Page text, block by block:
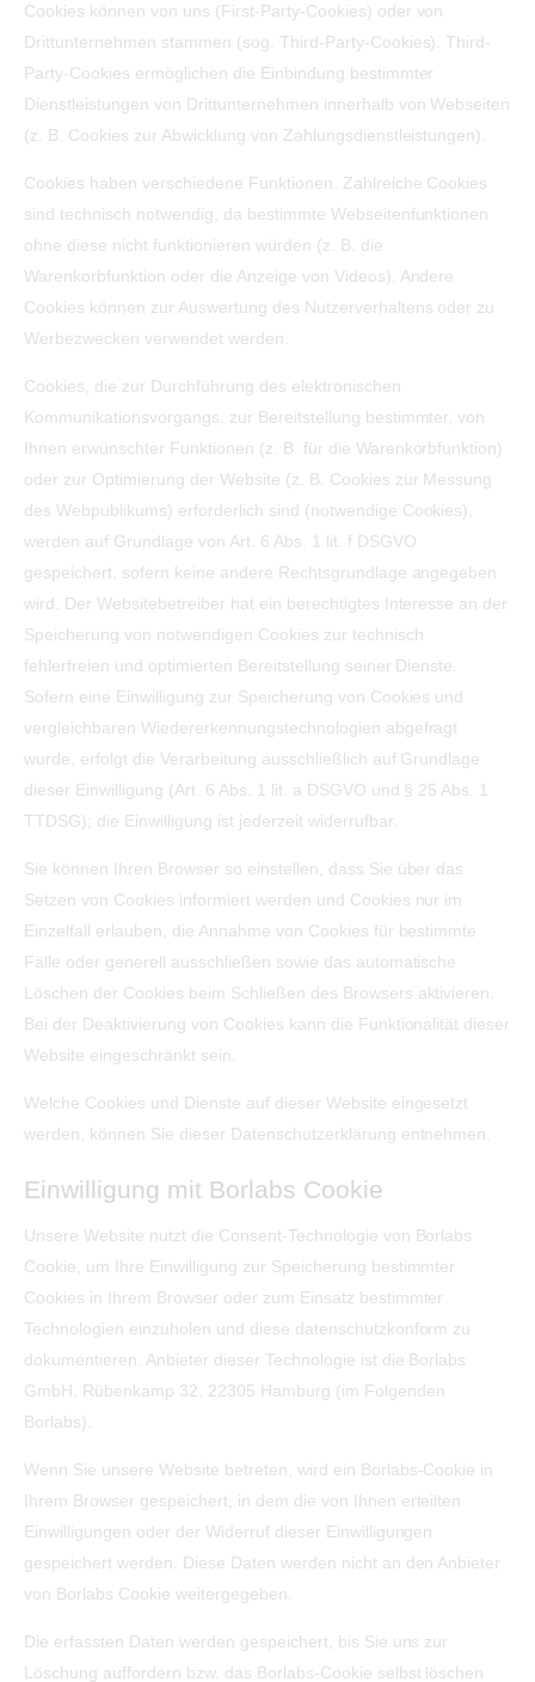
Cookies können von uns (First-Party-Cookies) oder von
Drittunternehmen stammen (sog. Third-Party-Cookies). Third-
Party-Cookies ermöglichen die Einbindung bestimmter
Dienstleistungen von Drittunternehmen innerhalb von Webseiten
(z. B. Cookies zur Abwicklung von Zahlungsdienstleistungen).
Cookies haben verschiedene Funktionen. Zahlreiche Cookies
sind technisch notwendig, da bestimmte Webseitenfunktionen
ohne diese nicht funktionieren würden (z. B. die
Warenkorbfunktion oder die Anzeige von Videos). Andere
Cookies können zur Auswertung des Nutzerverhaltens oder zu
Werbezwecken verwendet werden.
Cookies, die zur Durchführung des elektronischen
Kommunikationsvorgangs, zur Bereitstellung bestimmter, von
Ihnen erwünschter Funktionen (z. B. für die Warenkorbfunktion)
oder zur Optimierung der Website (z. B. Cookies zur Messung
des Webpublikums) erforderlich sind (notwendige Cookies),
werden auf Grundlage von Art. 6 Abs. 1 lit. f DSGVO
gespeichert, sofern keine andere Rechtsgrundlage angegeben
wird. Der Websitebetreiber hat ein berechtigtes Interesse an der
Speicherung von notwendigen Cookies zur technisch
fehlerfreien und optimierten Bereitstellung seiner Dienste.
Sofern eine Einwilligung zur Speicherung von Cookies und
vergleichbaren Wiedererkennungstechnologien abgefragt
wurde, erfolgt die Verarbeitung ausschließlich auf Grundlage
dieser Einwilligung (Art. 6 Abs. 1 lit. a DSGVO und § 25 Abs. 1
TTDSG); die Einwilligung ist jederzeit widerrufbar.
Sie können Ihren Browser so einstellen, dass Sie über das
Setzen von Cookies informiert werden und Cookies nur im
Einzelfall erlauben, die Annahme von Cookies für bestimmte
Fälle oder generell ausschließen sowie das automatische
Löschen der Cookies beim Schließen des Browsers aktivieren.
Bei der Deaktivierung von Cookies kann die Funktionalität dieser
Website eingeschränkt sein.
Welche Cookies und Dienste auf dieser Website eingesetzt
werden, können Sie dieser Datenschutzerklärung entnehmen.
Einwilligung mit Borlabs Cookie
Unsere Website nutzt die Consent-Technologie von Borlabs
Cookie, um Ihre Einwilligung zur Speicherung bestimmter
Cookies in Ihrem Browser oder zum Einsatz bestimmter
Technologien einzuholen und diese datenschutzkonform zu
dokumentieren. Anbieter dieser Technologie ist die Borlabs
GmbH, Rübenkamp 32, 22305 Hamburg (im Folgenden
Borlabs).
Wenn Sie unsere Website betreten, wird ein Borlabs-Cookie in
Ihrem Browser gespeichert, in dem die von Ihnen erteilten
Einwilligungen oder der Widerruf dieser Einwilligungen
gespeichert werden. Diese Daten werden nicht an den Anbieter
von Borlabs Cookie weitergegeben.
Die erfassten Daten werden gespeichert, bis Sie uns zur
Löschung auffordern bzw. das Borlabs-Cookie selbst löschen